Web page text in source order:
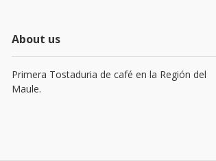
About us
Primera Tostaduria de café en la Región del
Maule.